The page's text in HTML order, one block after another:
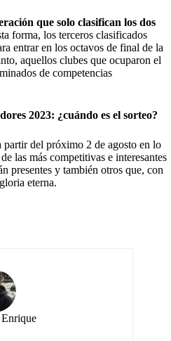
que solo clasifican los dos
forma, los terceros clasificados
entrar en los octavos de final de la
aquellos clubes que ocuparon el
de competencias
2023: ¿cuándo es el sorteo?
del próximo 2 de agosto en lo
las más competitivas e interesantes
presentes y también otros que, con
eterna.